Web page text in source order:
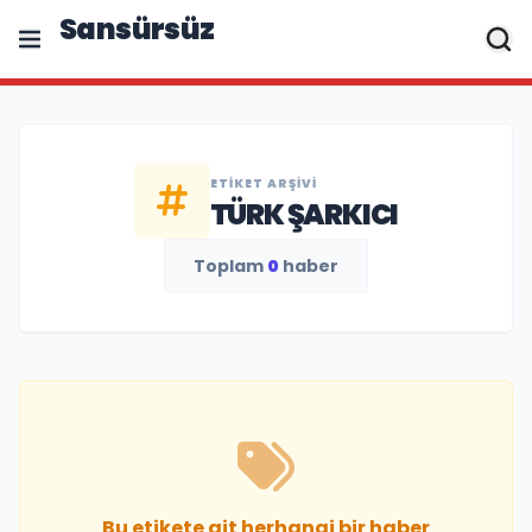
Sansürsüz
ETIKET ARŞIVI
TÜRK ŞARKICI
Toplam 0 haber